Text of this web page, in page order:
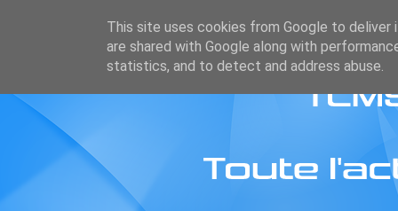
This site uses cookies from Google to deliver
are shared with Google along with
statistics, and to detect and address abuse.